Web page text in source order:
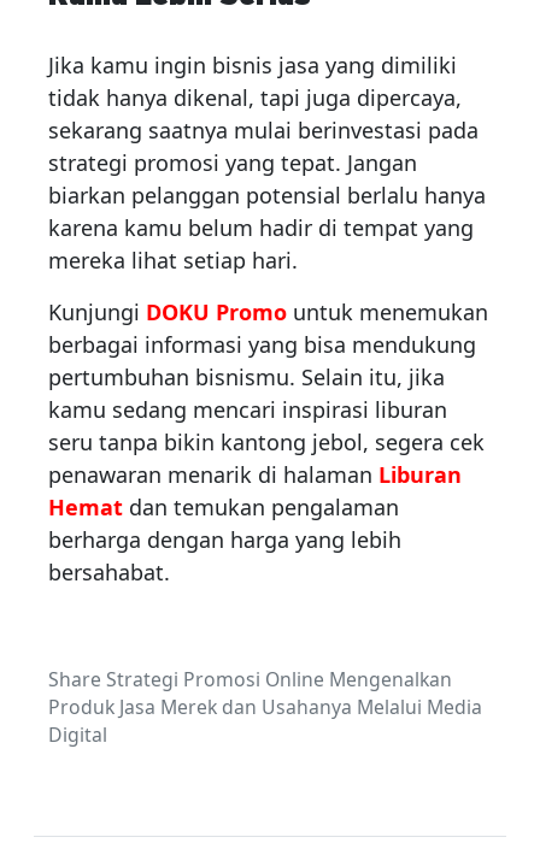
Jika kamu ingin bisnis jasa yang dimiliki
tidak hanya dikenal, tapi juga dipercaya,
sekarang saatnya mulai berinvestasi pada
strategi promosi yang tepat. Jangan
biarkan pelanggan potensial berlalu hanya
karena kamu belum hadir di tempat yang
mereka lihat setiap hari.
Kunjungi DOKU Promo untuk menemukan
berbagai informasi yang bisa mendukung
pertumbuhan bisnismu. Selain itu, jika
kamu sedang mencari inspirasi liburan
seru tanpa bikin kantong jebol, segera cek
penawaran menarik di halaman Liburan
Hemat dan temukan pengalaman
berharga dengan harga yang lebih
bersahabat.
Share Strategi Promosi Online Mengenalkan
Produk Jasa Merek dan Usahanya Melalui Media
Digital